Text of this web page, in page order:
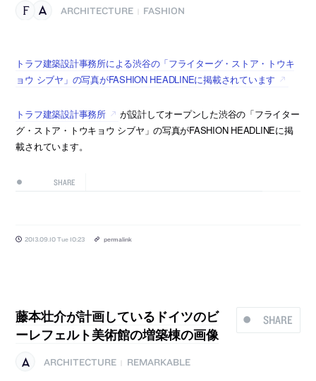
ARCHITECTURE FASHION
トラフ建築設計事務所による渋谷の「フライターグ・ストア・トウキ
ョウ シブヤ」の写真がFASHION HEADLINEに掲載されています
トラフ建築設計事務所
が設計してオープンした渋谷の「フライター
グ・ストア・トウキョウ シブヤ」の写真がFASHION HEADLINEに掲
載されています。
SHARE
2013.09.10 Tue 10:23 permalink
SHARE
藤本壮介が計画しているドイツのビ
ーレフェルト美術館の増築棟の画像
ARCHITECTURE REMARKABLE